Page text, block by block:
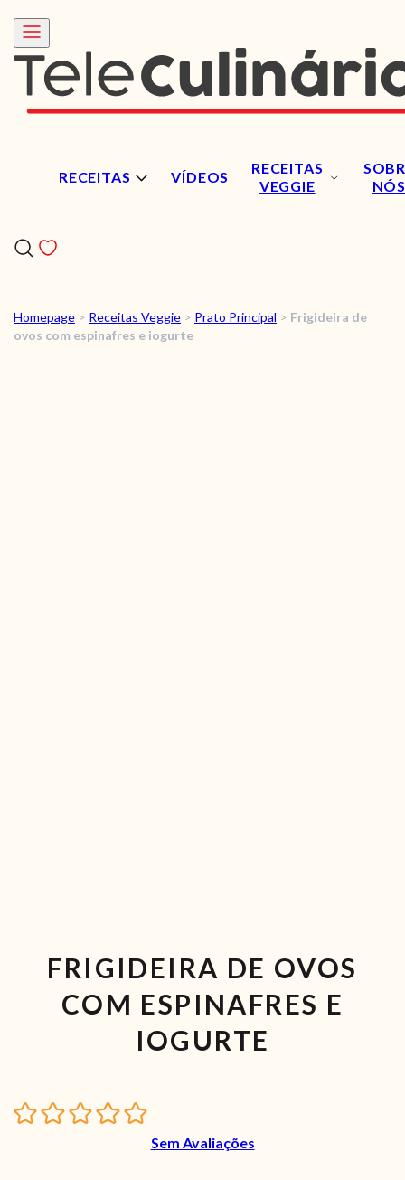
RECEITAS VÍDEOS
RECEITAS
VEGGIE
NÓS
RECEITAS
Homepage > Receitas Veggie > Prato Principal > Frigideira de
ovos com espinafres e iogurte
FRIGIDEIRA DE OVOS
COM ESPINAFRES E
IOGURTE
Sem Avaliações